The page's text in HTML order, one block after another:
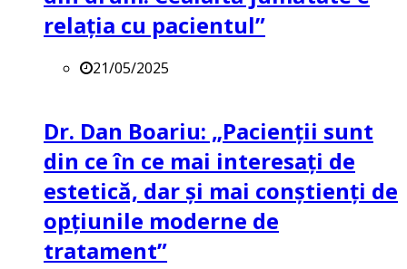
relația cu pacientul”
21/05/2025
Dr. Dan Boariu: „Pacienții sunt
din ce în ce mai interesați de
estetică, dar și mai conștienți de
opțiunile moderne de
tratament”